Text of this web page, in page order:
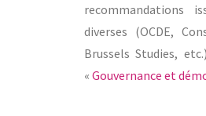
recommandations
diverses (OCDE,
Brussels Studies,
« Gouvernance et